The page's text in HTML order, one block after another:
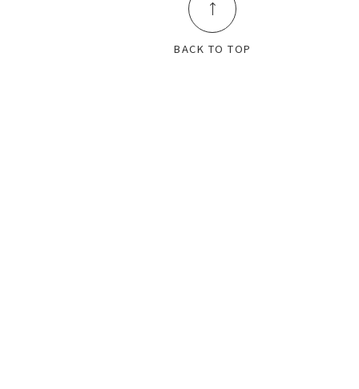
BACK TO TOP